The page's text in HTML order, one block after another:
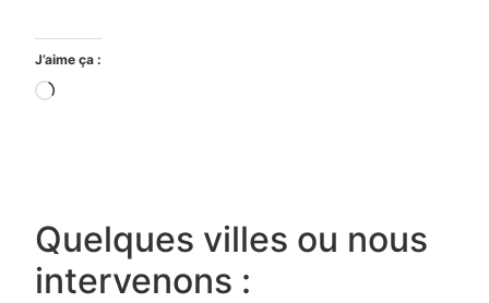
J’aime ça :
Quelques villes ou nous
intervenons :